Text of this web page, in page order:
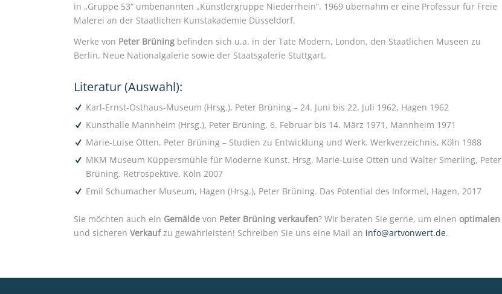
in „Gruppe 53“ umbenannten „Künstlergruppe Niederrhein“. 1969 übernahm er eine Professur für Freie
Malerei an der Staatlichen Kunstakademie Düsseldorf.
Werke von Peter Brüning befinden sich u.a. in der Tate Modern, London, den Staatlichen Museen zu
Berlin, Neue Nationalgalerie sowie der Staatsgalerie Stuttgart.
Literatur (Auswahl):
Karl-Ernst-Osthaus-Museum (Hrsg.), Peter Brüning – 24. Juni bis 22. Juli 1962, Hagen 1962
Kunsthalle Mannheim (Hrsg.), Peter Brüning, 6. Februar bis 14. März 1971, Mannheim 1971
Marie-Luise Otten, Peter Brüning – Studien zu Entwicklung und Werk. Werkverzeichnis, Köln 1988
MKM Museum Küppersmühle für Moderne Kunst. Hrsg. Marie-Luise Otten und Walter Smerling, Peter
Brüning. Retrospektive, Köln 2007
Emil Schumacher Museum, Hagen (Hrsg.), Peter Brüning. Das Potential des Informel, Hagen, 2017
Sie möchten auch ein Gemälde von Peter Brüning verkaufen? Wir beraten Sie gerne, um einen optimalen
und sicheren Verkaufzu gewährleisten! Schreiben Sie uns eine Mail an info@artvonwert.de.